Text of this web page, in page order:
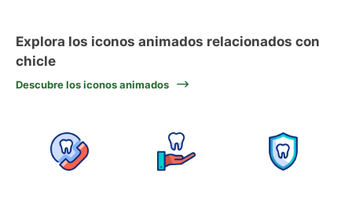
Explora los iconos animados relacionados con
chicle
Descubre los iconos animados